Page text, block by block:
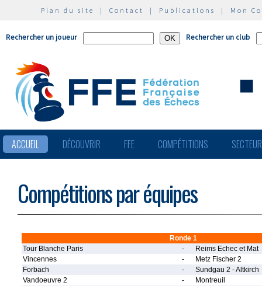
Plan du site | Contact | Publications | Mon
Rechercher un joueur Rechercher un club
ACCUEIL DÉCOUVRIR FFE COMPÉTITIONS
Compétitions par équipes
Ronde 1
Tour Blanche Paris
-
Reims Echec et Mat
Vincennes
-
Metz Fischer 2
Forbach
-
Sundgau 2 - Altkirch
Vandoeuvre 2
-
Montreuil